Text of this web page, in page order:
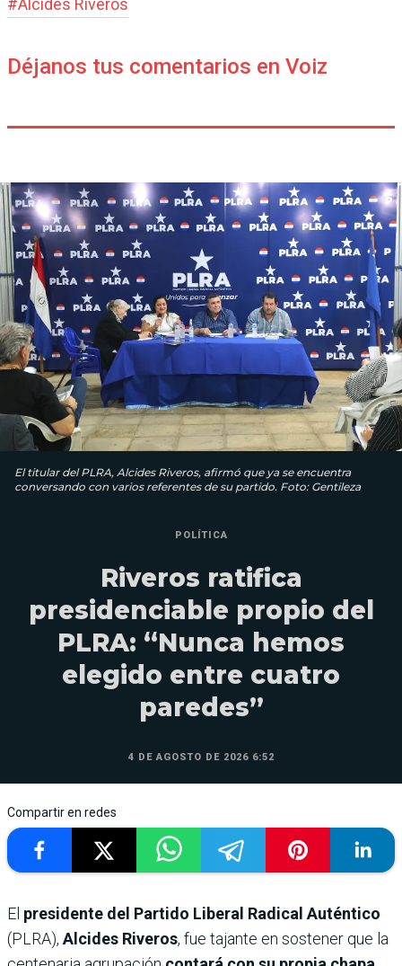
#Alcides Riveros
Déjanos tus comentarios en Voiz
El titular del PLRA, Alcides Riveros, afirmó que ya se encuentra
conversando con varios referentes de su partido. Foto: Gentileza
POLÍTICA
Riveros ratifica
presidenciable propio del
PLRA: “Nunca hemos
elegido entre cuatro
paredes”
4 DE AGOSTO DE 2026 6:52
Compartir en redes
El presidente del Partido Liberal Radical Auténtico
(PLRA), Alcides Riveros, fue tajante en sostener que la